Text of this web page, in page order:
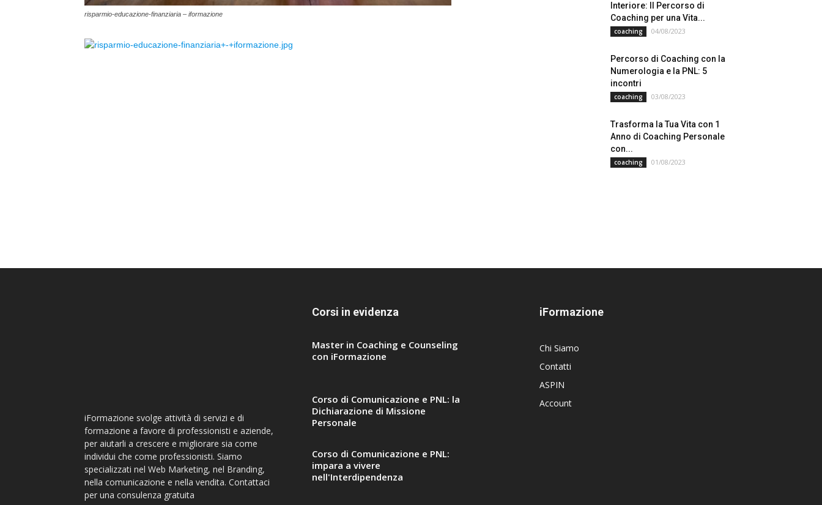
risparmio-educazione-finanziaria – iformazione
Interiore: Il Percorso di
Coaching per una Vita...
coaching 04/08/2023
Percorso di Coaching con la
Numerologia e la PNL: 5
incontri
coaching 03/08/2023
Trasforma la Tua Vita con 1
Anno di Coaching Personale
con...
coaching 01/08/2023
iFormazione svolge attività di servizi e di
formazione a favore di professionisti e aziende,
per aiutarli a crescere e migliorare sia come
individui che come professionisti. Siamo
specializzati nel Web Marketing, nel Branding,
nella comunicazione e nella vendita. Contattaci
per una consulenza gratuita
Corsi in evidenza
Master in Coaching e Counseling
con iFormazione
Corso di Comunicazione e PNL: la
Dichiarazione di Missione
Personale
Corso di Comunicazione e PNL:
impara a vivere
nell'Interdipendenza
iFormazione
Chi Siamo
Contatti
ASPIN
Account